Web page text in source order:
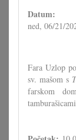
Datum:
ned, 06/21/
Fara Uzlop
sv. mašom s
farskom